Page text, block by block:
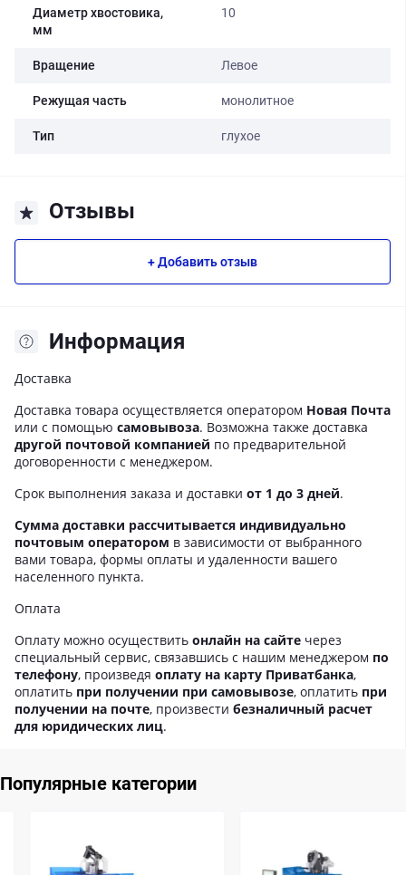
Диаметр хвостовика,
мм
10
Вращение Левое
Режущая часть монолитное
Тип глухое
Отзывы
+ Добавить отзыв
Информация
Доставка
Доставка товара осуществляется оператором Новая Почта
или с помощью самовывоза. Возможна также доставка
другой почтовой компанией по предварительной
договоренности с менеджером.
Срок выполнения заказа и доставки от 1 до 3 дней.
Сумма доставки рассчитывается индивидуально
почтовым оператором в зависимости от выбранного
вами товара, формы оплаты и удаленности вашего
населенного пункта.
Оплата
Оплату можно осуществить онлайн на сайте через
специальный сервис, связавшись с нашим менеджером по
телефону, произведя оплату на карту Приватбанка,
оплатить при получении при самовывозе, оплатить при
получении на почте, произвести безналичный расчет
для юридических лиц.
Популярные категории